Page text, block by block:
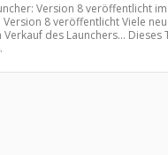
Version 8 veröffentlicht
8 veröffentlicht Viele
des Launchers... Dieses
.